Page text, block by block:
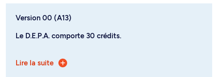
Version 00 (A13)
Le D.E.P.A. comporte 30 crédits.
mais pas obligatoires.
Lire la suite